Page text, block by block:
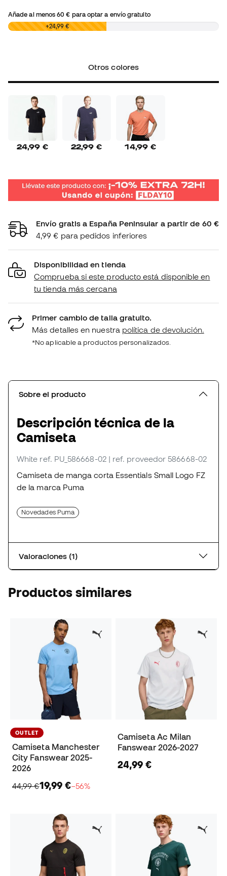
Añade al menos60 € para optar a envío gratuito
0,00 € +24,99 €
Otros colores
24,99 € 22,99 € 14,99 €
Envío gratis a España Peninsular a partir de 60 €
4,99 € para pedidos inferiores
Disponibilidad en tienda
Comprueba si este producto está disponible en
tu tienda más cercana
Primer cambio de talla gratuito.
Más detalles en nuestra política de devolución.
*No aplicable a productos personalizados.
Sobre el producto
Descripción técnica de la
Camiseta
White ref. PU_586668-02 | ref. proveedor 586668-02
Camiseta de manga corta Essentials Small Logo FZ
de la marca Puma
Novedades Puma
Valoraciones (1)
Productos similares
OUTLET
Camiseta Manchester
City Fanswear 2025-
2026
44,99 €19,99 €−56%
Camiseta Ac Milan
Fanswear 2026-2027
24,99 €